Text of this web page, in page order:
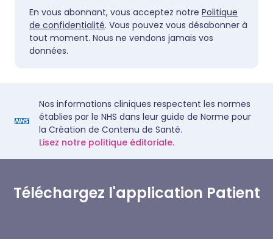
En vous abonnant, vous acceptez notre Politique
de confidentialité. Vous pouvez vous désabonner à
tout moment. Nous ne vendons jamais vos
données.
Nos informations cliniques respectent les normes
établies par le NHS dans leur guide de Norme pour
la Création de Contenu de Santé.
Lisez notre politique éditoriale.
Téléchargez l'application Patient